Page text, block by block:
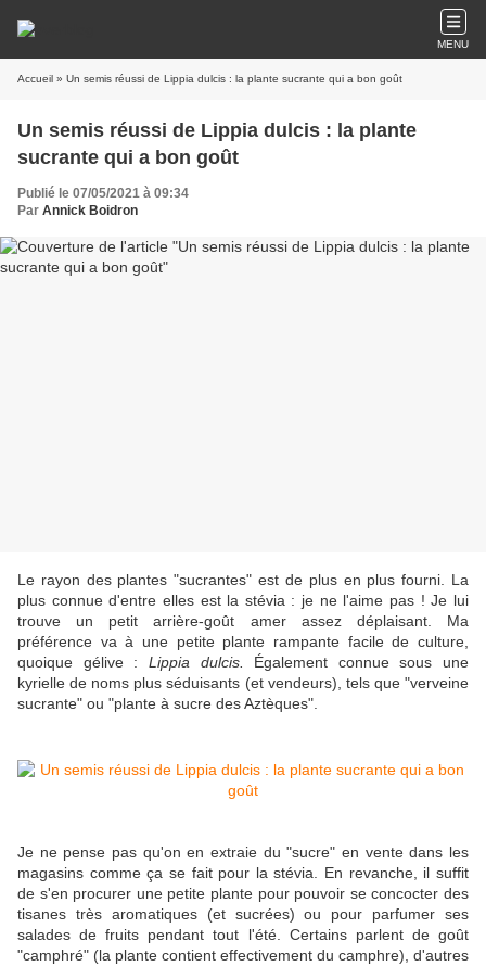
MENU
Accueil » Un semis réussi de Lippia dulcis : la plante sucrante qui a bon goût
Un semis réussi de Lippia dulcis : la plante
sucrante qui a bon goût
Publié le 07/05/2021 à 09:34
Par Annick Boidron
Le rayon des plantes "sucrantes" est de plus en plus fourni. La
plus connue d'entre elles est la stévia : je ne l'aime pas ! Je lui
trouve un petit arrière-goût amer assez déplaisant. Ma
préférence va à une petite plante rampante facile de culture,
quoique gélive : Lippia dulcis.
Également connue sous une
kyrielle de noms plus séduisants (et vendeurs), tels que "verveine
sucrante" ou "plante à sucre des Aztèques".
Je ne pense pas qu'on en extraie du "sucre" en vente dans les
magasins comme ça se fait pour la stévia. En revanche, il suffit
de s'en procurer une petite plante pour pouvoir se concocter des
tisanes très aromatiques (et sucrées) ou pour parfumer ses
salades de fruits pendant tout l'été. Certains parlent de goût
"camphré" (la plante contient effectivement du camphre), d'autres